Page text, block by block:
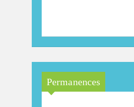
Permanences